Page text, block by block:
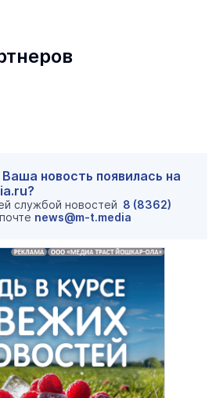
новость появилась на
службой новостей 8 (8362)
news@m-t.media